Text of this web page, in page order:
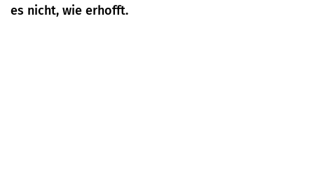
es nicht, wie erhofft.